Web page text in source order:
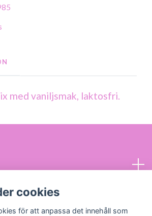
med vaniljsmak, laktosfri.
cookies
för att anpassa det innehåll som